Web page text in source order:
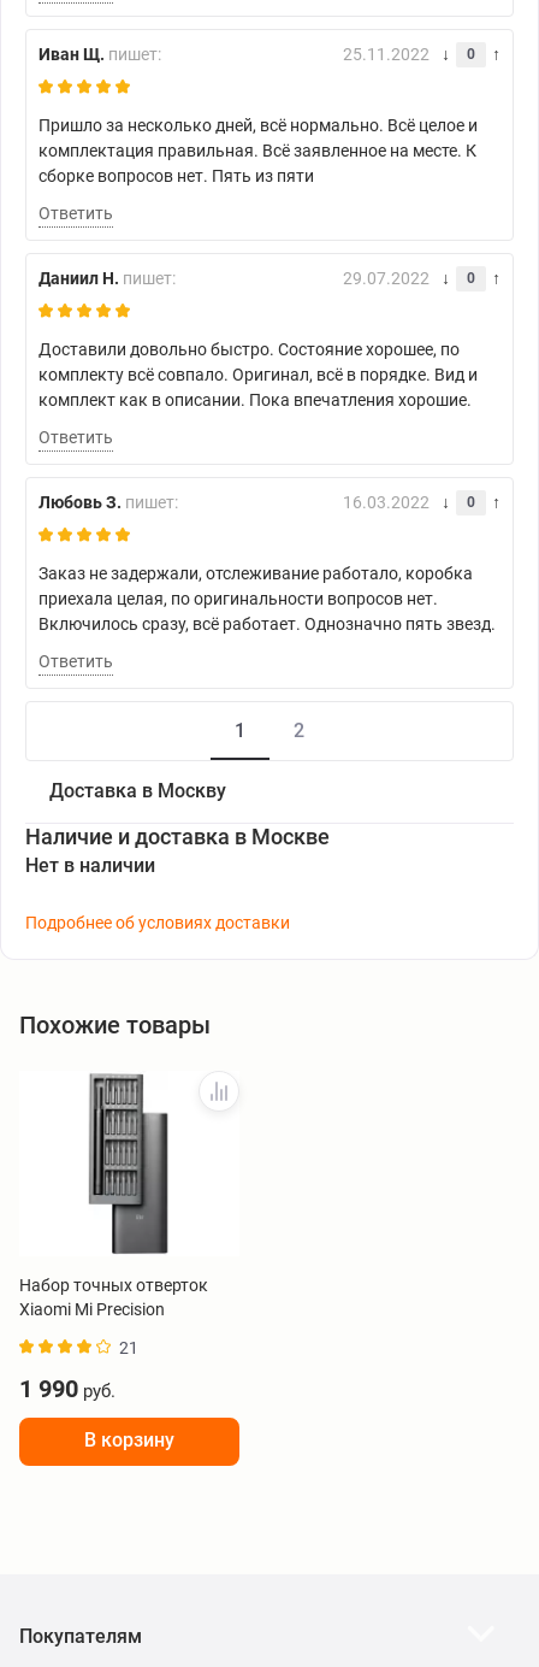
Иван Щ. пишет: 25.11.2022 0
Пришло за несколько дней, всё нормально. Всё целое и
комплектация правильная. Всё заявленное на месте. К
сборке вопросов нет. Пять из пяти
Ответить
Даниил Н. пишет: 29.07.2022 0
Доставили довольно быстро. Состояние хорошее, по
комплекту всё совпало. Оригинал, всё в порядке. Вид и
комплект как в описании. Пока впечатления хорошие.
Ответить
Любовь З. пишет: 16.03.2022 0
Заказ не задержали, отслеживание работало, коробка
приехала целая, по оригинальности вопросов нет.
Включилось сразу, всё работает. Однозначно пять звезд.
Ответить
1 2
Доставка в Москву
Наличие и доставка в Москве
Нет в наличии
Подробнее об условиях доставки
Похожие товары
Набор точных отверток
Xiaomi Mi Precision
BHR4680GL 21
1 990 руб.
В корзину
Покупателям